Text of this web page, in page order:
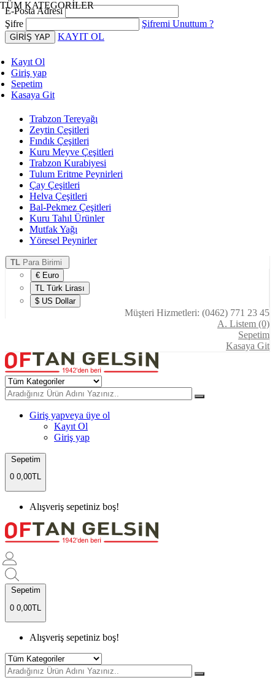
E-Posta Adresi
Şifre
Şifremi Unuttum ?
KAYIT OL
Kayıt Ol
Giriş yap
Sepetim
Kasaya Git
Trabzon Tereyağı
Zeytin Çeşitleri
Fındık Çeşitleri
Kuru Meyve Çeşitleri
Trabzon Kurabiyesi
Tulum Eritme Peynirleri
Çay Çeşitleri
Helva Çeşitleri
Bal-Pekmez Çeşitleri
Kuru Tahıl Ürünler
Mutfak Yağı
Yöresel Peynirler
TL Para Birimi
€ Euro
TL Türk Lirası
$ US Dollar
Müşteri Hizmetleri: (0462) 771 23 45
A. Listem (0)
Sepetim
Kasaya Git
Giriş yapveya üye ol
Kayıt Ol
Giriş yap
Sepetim
0 0,00TL
Alışveriş sepetiniz boş!
Sepetim
0 0,00TL
Alışveriş sepetiniz boş!
TÜM KATEGORİLER